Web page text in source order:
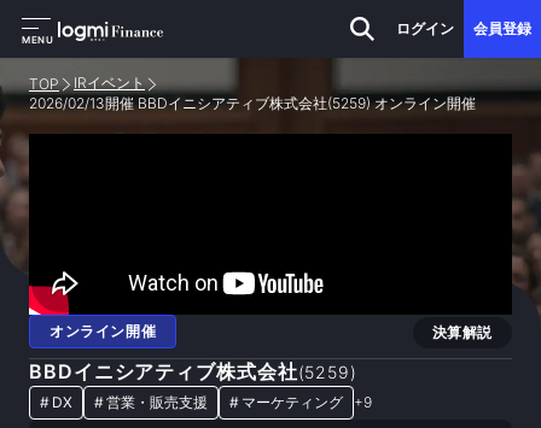
MENU
ログイン 会員登録
TOP
IRイベント
2026/02/13開催 BBDイニシアティブ株式会社(5259) オンライン開催
オンライン開催 決算解説
BBDイニシアティブ株式会社(5259)
# DX #営業・販売支援 # マーケティング +9